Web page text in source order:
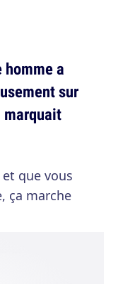
a
sur
marquait
que vous
ça marche